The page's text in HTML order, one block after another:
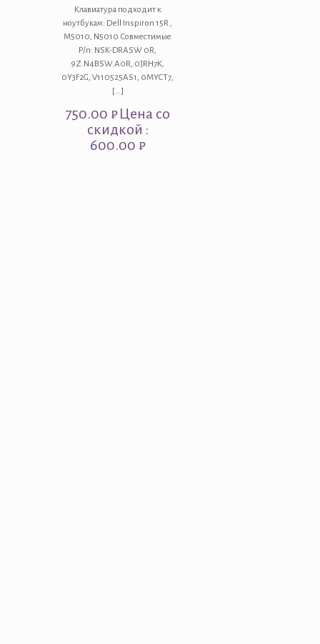
Клавиатура подходит к
ноутбукам: Dell Inspiron 15R ,
M5010, N5010 Совместимые
P/n: NSK-DRASW 0R,
9Z.N4BSW.A0R, 0JRH7K,
0Y3F2G, V110525AS1, 0MYCT7,
[…]
750.00₽Цена со
скидкой :
600.00 ₽